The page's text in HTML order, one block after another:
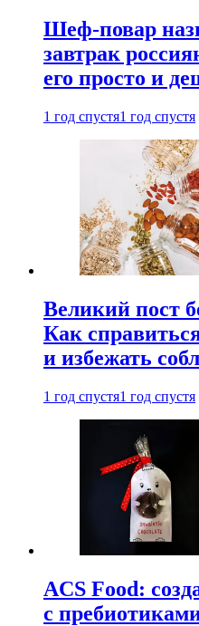
Шеф-повар
завтрак
его просто и
1 год спустя1 год спустя
Великий пост
Как
и избежать
1 год спустя1 год спустя
ACS Food:
с